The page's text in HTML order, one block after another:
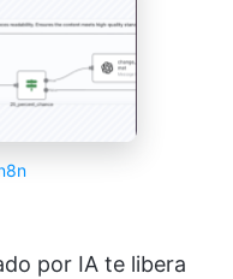
por IA te libera